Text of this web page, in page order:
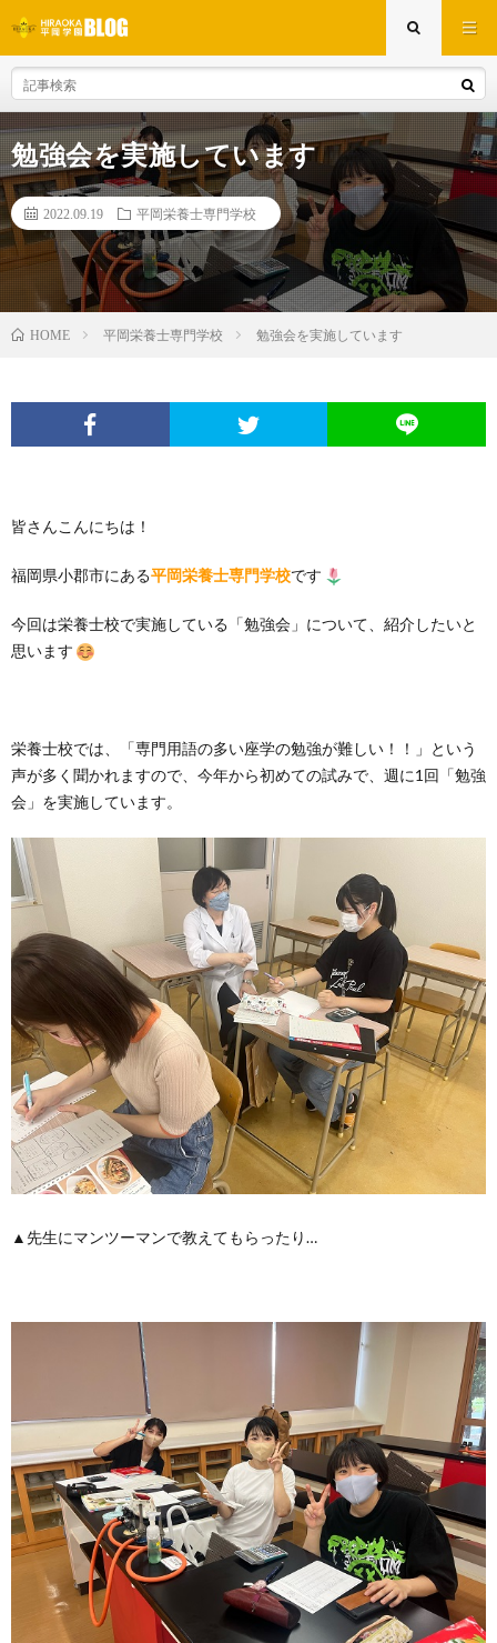
勉強会を実施しています
2022.09.19 平岡栄養士専門学校
HOME 平岡栄養士専門学校 勉強会を実施しています
皆さんこんにちは！
福岡県小郡市にある平岡栄養士専門学校です
今回は栄養士校で実施している「勉強会」について、紹介したいと
思います
栄養士校では、「専門用語の多い座学の勉強が難しい！！」という
声が多く聞かれますので、今年から初めての試みで、週に1回「勉強
会」を実施しています。
▲先生にマンツーマンで教えてもらったり…